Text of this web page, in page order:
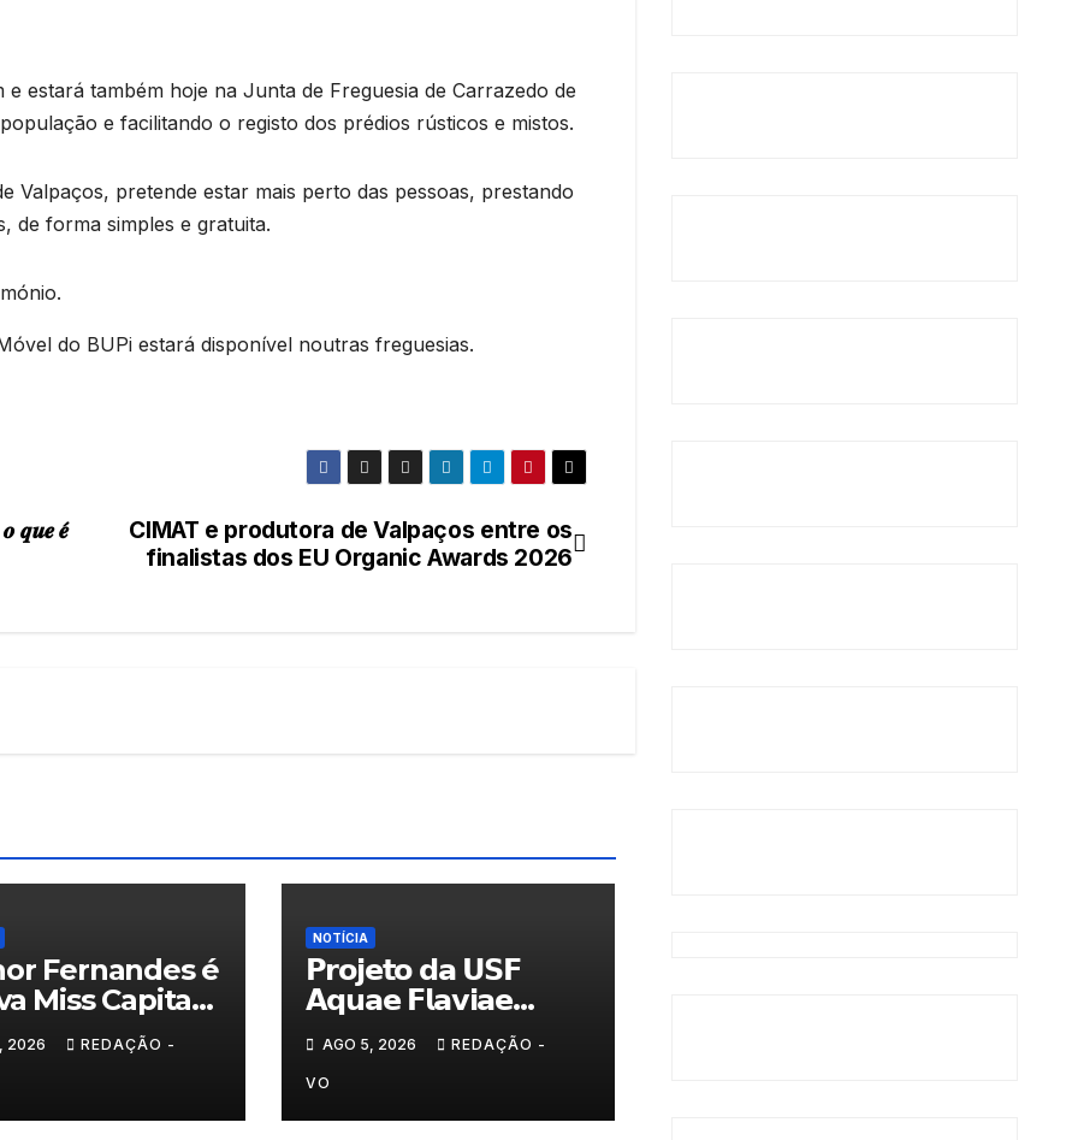
estará também hoje na Junta de Freguesia de Carrazedo de
e facilitando o registo dos prédios rústicos e mistos.
Valpaços, pretende estar mais perto das pessoas, prestando
de forma simples e gratuita.
do BUPi estará disponível noutras freguesias.
CIMAT e produtora de Valpaços entre os
finalistas dos EU Organic Awards 2026
𝒒𝒖𝒆 𝒆́
Fernandes é
Miss Capital
2026 REDAÇÃO -
NOTÍCIA
𝗣𝗿𝗼𝗷𝗲𝘁𝗼 𝗱𝗮 𝗨𝗦𝗙
𝗔𝗾𝘂𝗮𝗲 𝗙𝗹𝗮𝘃𝗶𝗮𝗲
𝗮𝗷𝘂𝗱𝗮 𝗮 𝗰𝗼𝗻𝘁𝗿𝗼𝗹𝗮𝗿 𝗮
𝗮𝗻𝘀𝗶𝗲𝗱𝗮𝗱𝗲
AGO 5, 2026 REDAÇÃO -
VO